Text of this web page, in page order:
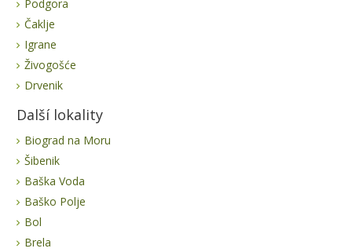
Podgora
Čaklje
Igrane
Živogošće
Drvenik
Další lokality
Biograd na Moru
Šibenik
Baška Voda
Baško Polje
Bol
Brela